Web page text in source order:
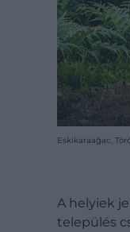
Eskikaraağac,
A helyiek
település